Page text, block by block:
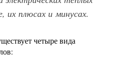
их плюсах и минусах.
четыре вида